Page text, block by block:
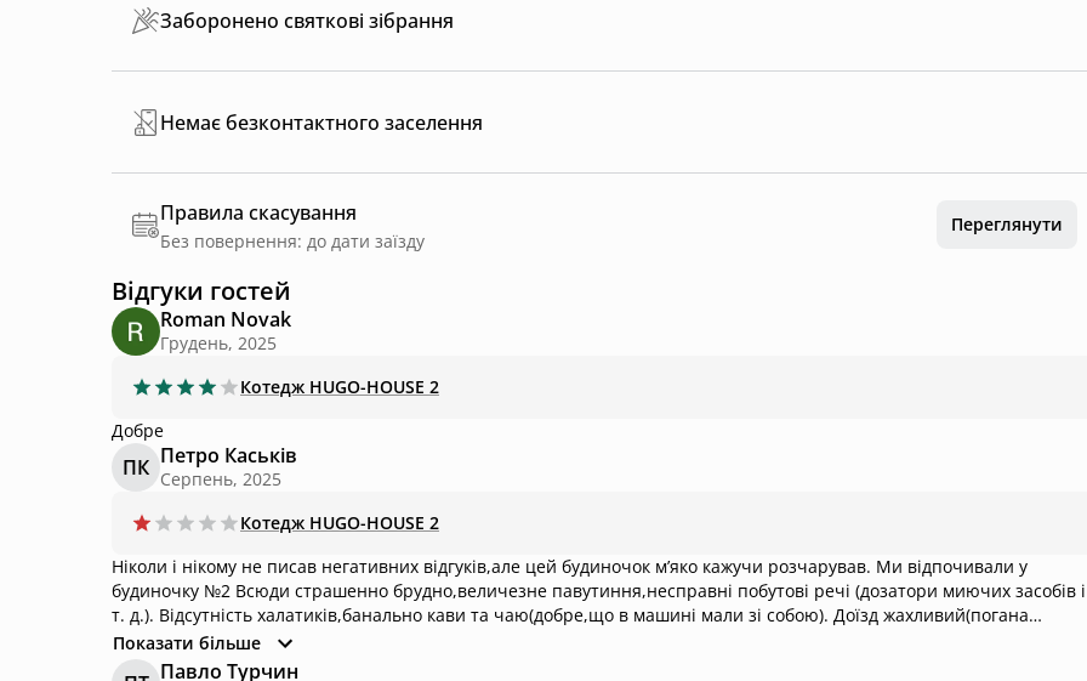
Заборонено святкові зібрання
Немає безконтактного заселення
Правила скасування
Без повернення: до дати заїзду
Переглянути
Відгуки гостей
Roman Novak
Грудень, 2025
Котедж HUGO-HOUSE 2
Добре
ПК Петро Каськів
Серпень, 2025
Котедж HUGO-HOUSE 2
Ніколи і нікому не писав негативних відгуків,але цей будиночок мʼяко кажучи розчарував. Ми відпочивали у
будиночку №2 Всюди страшенно брудно,величезне павутиння,несправні побутові речі (дозатори миючих засобів і
т. д.). Відсутність халатиків,банально кави та чаю(добре,що в машині мали зі собою). Доїзд жахливий(погана
грунтова дорога з глибокими ямами і величезним камінням + сильний нахил дороги,на седані дуже складно
проїхати), в оголошенні ні слова не сказано,попередили тільки в день заїзду, переходити потрібно через старий
Показати більше
Павло Турчин